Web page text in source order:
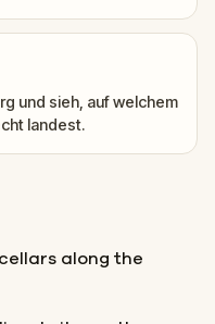
und sieh, auf welchem
landest.
along the